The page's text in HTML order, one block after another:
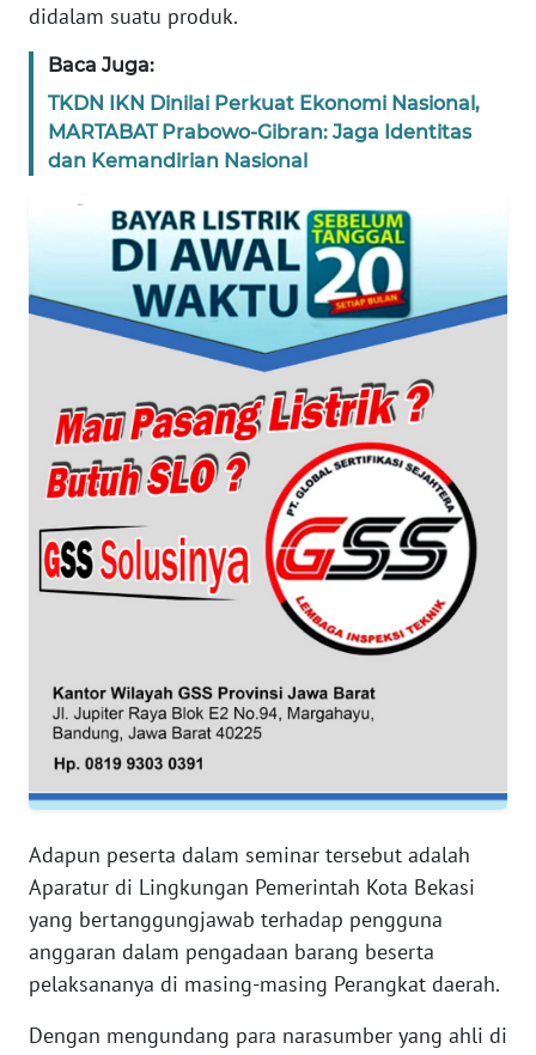
didalam suatu produk.
Baca Juga:
TKDN IKN Dinilai Perkuat Ekonomi Nasional,
MARTABAT Prabowo-Gibran: Jaga Identitas
dan Kemandirian Nasional
Adapun peserta dalam seminar tersebut adalah
Aparatur di Lingkungan Pemerintah Kota Bekasi
yang bertanggungjawab terhadap pengguna
anggaran dalam pengadaan barang beserta
pelaksananya di masing-masing Perangkat daerah.
Dengan mengundang para narasumber yang ahli di
JAKARTA
WN
JABAR
WN
WN
KEPRI
WN
WN
WN
RIAU
WN
SERAMBI
WN
JAMBI
WN
SULTRA
WN